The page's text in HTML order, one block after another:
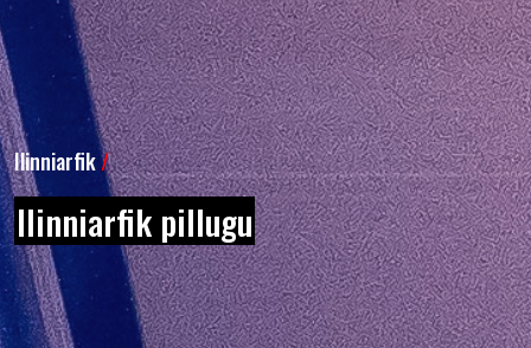
Ilinniarfik/
Ilinniarfik pillugu